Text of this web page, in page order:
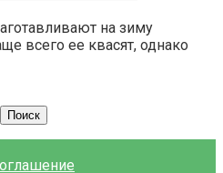
на зиму
всего ее квасят, однако
Поиск